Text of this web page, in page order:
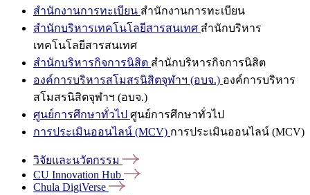
สำนักงานการทะเบียน สำนักงานการทะเบียน
สำนักบริหารเทคโนโลยีสารสนเทศ สำนักบริหาร
เทคโนโลยีสารสนเทศ
สำนักบริหารกิจการนิสิต สำนักบริหารกิจการนิสิต
องค์การบริหารสโมสรนิสิตจุฬาฯ (อบจ.) องค์การบริหาร
สโมสรนิสิตจุฬาฯ (อบจ.)
ศูนย์การศึกษาทั่วไป ศูนย์การศึกษาทั่วไป
การประเมินออนไลน์ (MCV) การประเมินออนไลน์ (MCV)
วิจัยและนวัตกรรม
CU Innovation Hub
Chula DigiVerse